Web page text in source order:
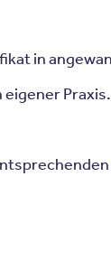
in
Praxis.